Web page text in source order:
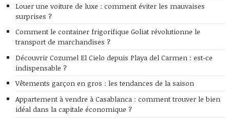
Louer une voiture de luxe : comment éviter les mauvaises
surprises ?
Comment le container frigorifique Goliat révolutionne le
transport de marchandises ?
Découvrir Cozumel El Cielo depuis Playa del Carmen : est-ce
indispensable ?
Vêtements garçon en gros : les tendances de la saison
Appartement à vendre à Casablanca : comment trouver le bien
idéal dans la capitale économique ?